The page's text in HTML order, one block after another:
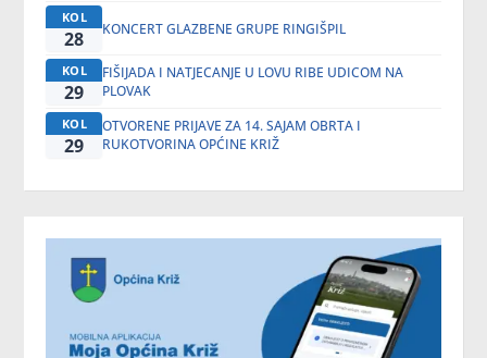
KOL
28 KONCERT GLAZBENE GRUPE RINGIŠPIL
KOL
29
FIŠIJADA I NATJECANJE U LOVU RIBE UDICOM NA
PLOVAK
KOL
29
OTVORENE PRIJAVE ZA 14. SAJAM OBRTA I
RUKOTVORINA OPĆINE KRIŽ